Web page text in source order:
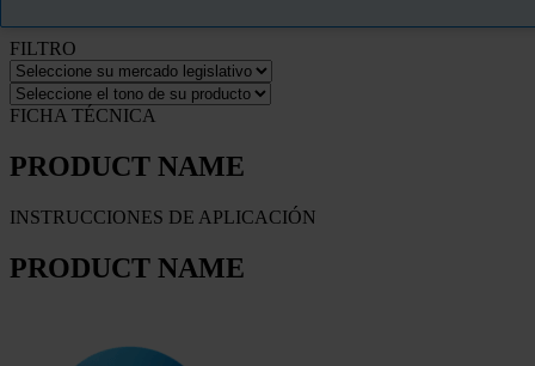
FILTRO
FICHA TÉCNICA
PRODUCT NAME
INSTRUCCIONES DE APLICACIÓN
PRODUCT NAME